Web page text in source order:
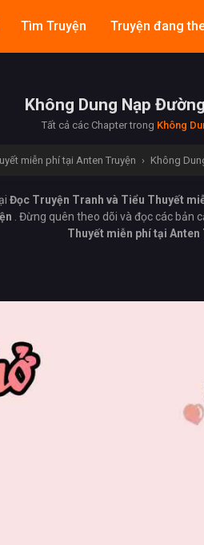
Tìm Truyện Truyện đang
Không Dung Nạp
Tất cả các Chapter trong Không
miễn phí tại Anten Truyện › Không
Đọc Truyện Tranh và Tiểu Thuyết
. Đừng quên theo dõi và đọc các bản
Thuyết miễn phí tại Anten